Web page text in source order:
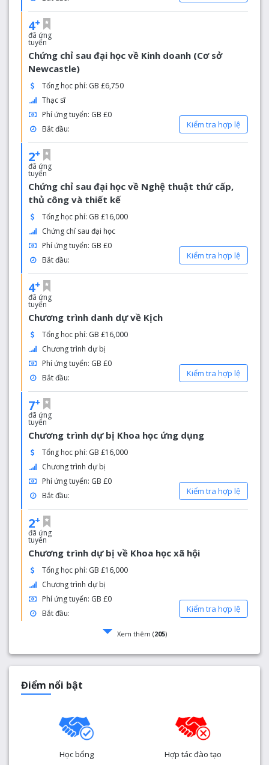
4+
đã ứng
tuyển
Chứng chỉ sau đại học về Kinh doanh (Cơ sở
Newcastle)
Tổng học phí: GB £6,750
Thạc sĩ
Phí ứng tuyển: GB £0
Bắt đầu:
Kiểm tra hợp lệ
2+
đã ứng
tuyển
Chứng chỉ sau đại học về Nghệ thuật thứ cấp,
thủ công và thiết kế
Tổng học phí: GB £16,000
Chứng chỉ sau đại học
Phí ứng tuyển: GB £0
Bắt đầu:
Kiểm tra hợp lệ
4+
đã ứng
tuyển
Chương trình danh dự về Kịch
Tổng học phí: GB £16,000
Chương trình dự bị
Phí ứng tuyển: GB £0
Bắt đầu:
Kiểm tra hợp lệ
7+
đã ứng
tuyển
Chương trình dự bị Khoa học ứng dụng
Tổng học phí: GB £16,000
Chương trình dự bị
Phí ứng tuyển: GB £0
Bắt đầu:
Kiểm tra hợp lệ
2+
đã ứng
tuyển
Chương trình dự bị về Khoa học xã hội
Tổng học phí: GB £16,000
Chương trình dự bị
Phí ứng tuyển: GB £0
Bắt đầu:
Kiểm tra hợp lệ
Xem thêm (205)
Điểm nổi bật
Học bổng Hợp tác đào tạo